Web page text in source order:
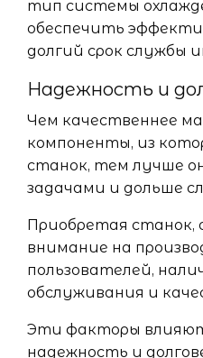
тип системы
обеспечить
долгий срок службы
Надежность и
Чем качественнее
компоненты, из
станок, тем лучше
задачами и дольше
Приобретая станок,
внимание на
пользователей,
обслуживания и
Эти факторы
надежность и